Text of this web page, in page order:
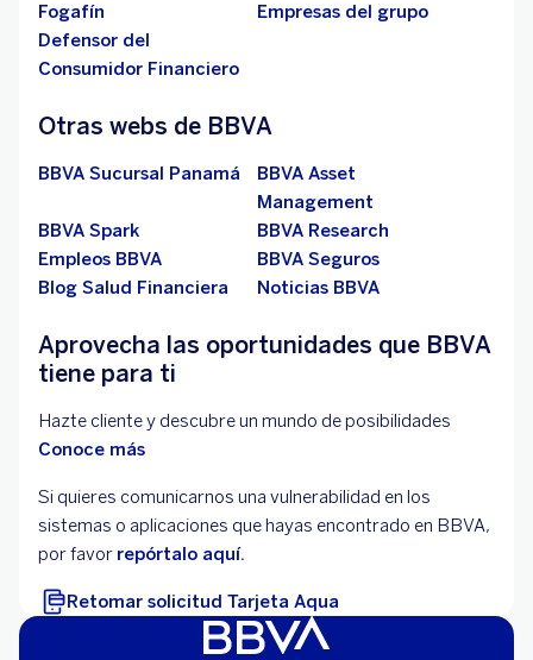
Fogafín
Empresas del grupo
Defensor del
Consumidor Financiero
Otras webs de BBVA
BBVA Sucursal Panamá
BBVA Asset
Management
BBVA Spark
BBVA Research
Empleos BBVA
BBVA Seguros
Blog Salud Financiera
Noticias BBVA
Aprovecha las oportunidades que BBVA
tiene para ti
Hazte cliente y descubre un mundo de posibilidades
Conoce más
Si quieres comunicarnos una vulnerabilidad en los
sistemas o aplicaciones que hayas encontrado en BBVA,
por favor repórtalo aquí.
Retomar solicitud Tarjeta Aqua